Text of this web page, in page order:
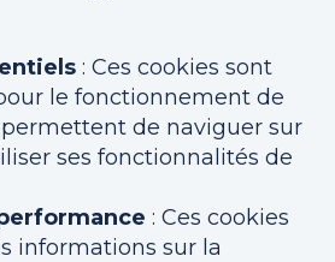
: Ces cookies sont
le fonctionnement de
permettent de naviguer sur
ses fonctionnalités de
: Ces cookies
informations sur la